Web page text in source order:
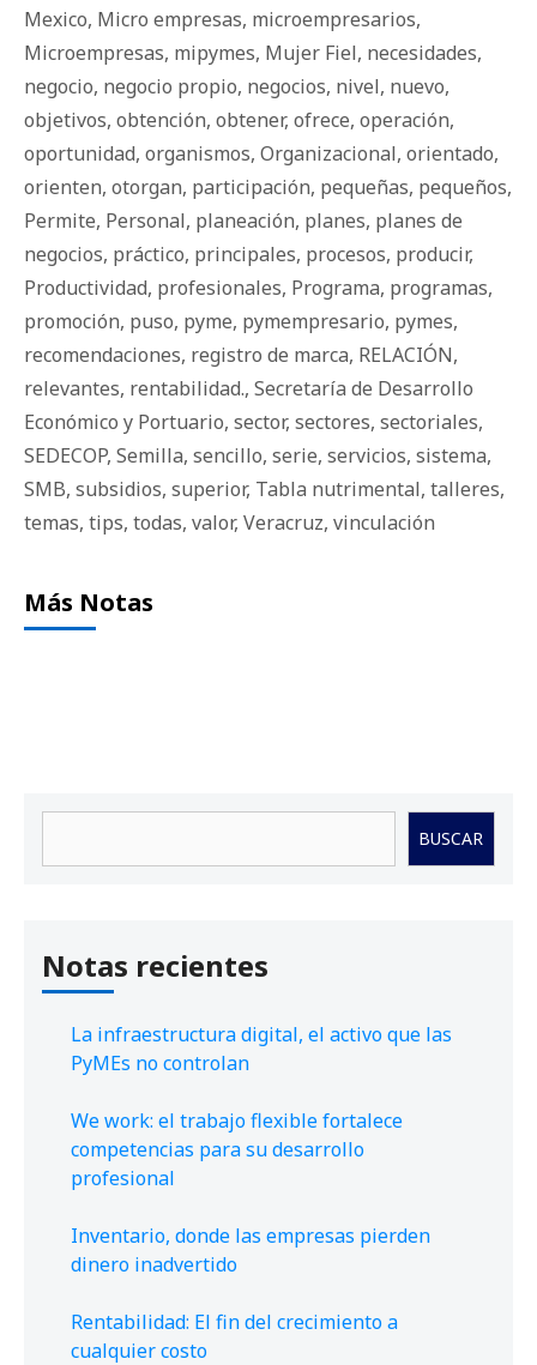
Mexico, Micro empresas, microempresarios,
Microempresas, mipymes, Mujer Fiel, necesidades,
negocio, negocio propio, negocios, nivel, nuevo,
objetivos, obtención, obtener, ofrece, operación,
oportunidad, organismos, Organizacional, orientado,
orienten, otorgan, participación, pequeñas, pequeños,
Permite, Personal, planeación, planes, planes de
negocios, práctico, principales, procesos, producir,
Productividad, profesionales, Programa, programas,
promoción, puso, pyme, pymempresario, pymes,
recomendaciones, registro de marca, RELACIÓN,
relevantes, rentabilidad., Secretaría de Desarrollo
Económico y Portuario, sector, sectores, sectoriales,
SEDECOP, Semilla, sencillo, serie, servicios, sistema,
SMB, subsidios, superior, Tabla nutrimental, talleres,
temas, tips, todas, valor, Veracruz, vinculación
Más Notas
BUSCAR
Notas recientes
La infraestructura digital, el activo que las
PyMEs no controlan
We work: el trabajo flexible fortalece
competencias para su desarrollo
profesional
Inventario, donde las empresas pierden
dinero inadvertido
Rentabilidad: El fin del crecimiento a
cualquier costo